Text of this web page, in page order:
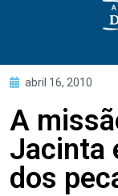
abril 16, 2010
A
Jacinta
dos